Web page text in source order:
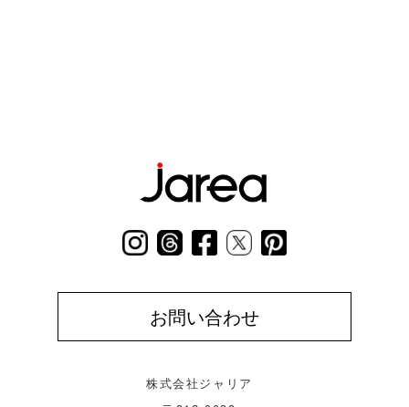
お問い合わせ
株式会社ジャリア